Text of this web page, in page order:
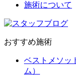
施術について
おすすめ施術
ベストメソッ
ム）